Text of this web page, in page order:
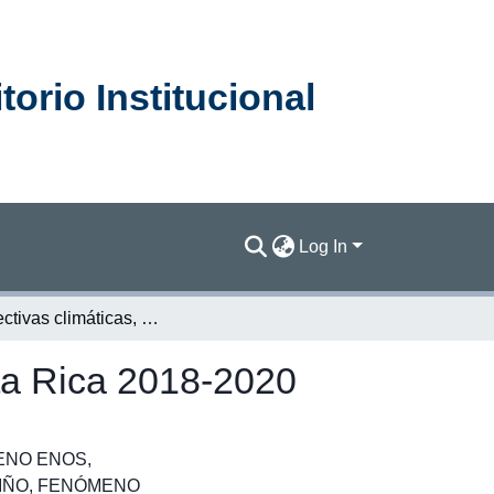
Institucional
Log In
Perspectivas climáticas, Pacífico Central y Sur Costa Rica 2018-2020
Rica 2018-2020
ENOS,
, FENÓMENO